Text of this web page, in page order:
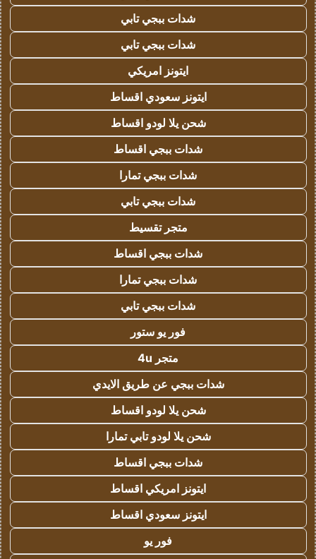
شدات ببجي تابي
شدات ببجي تابي
ايتونز امريكي
ايتونز سعودي اقساط
شحن يلا لودو اقساط
شدات ببجي اقساط
شدات ببجي تمارا
شدات ببجي تابي
متجر تقسيط
شدات ببجي اقساط
شدات ببجي تمارا
شدات ببجي تابي
فور يو ستور
متجر 4u
شدات ببجي عن طريق الايدي
شحن يلا لودو اقساط
شحن يلا لودو تابي تمارا
شدات ببجي اقساط
ايتونز امريكي اقساط
ايتونز سعودي اقساط
فور يو